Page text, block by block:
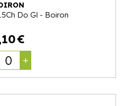
Do Gl - Boiron
10€
0